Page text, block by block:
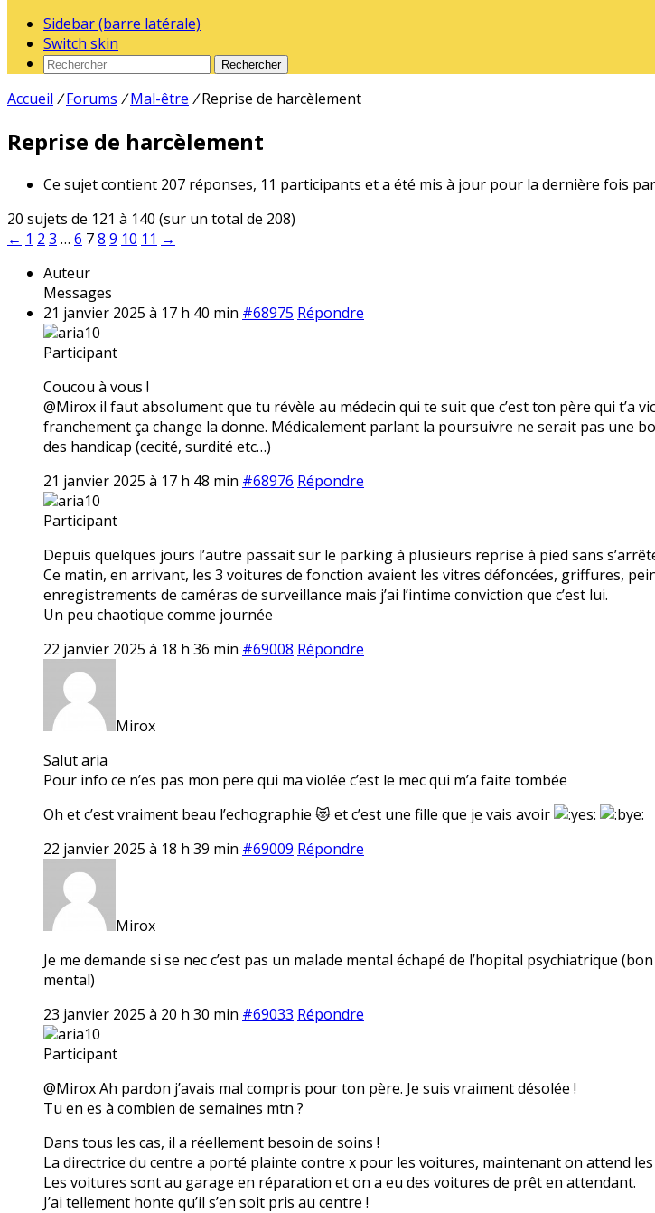
Sidebar (barre latérale)
Switch skin
Rechercher
Accueil / Forums / Mal-être / Reprise de harcèlement
Reprise de harcèlement
Ce sujet contient 207 réponses, 11 participants et a été mis à jour pour la dernière fois par
20 sujets de 121 à 140 (sur un total de 208)
← 1 2 3 … 6 78 9 10 11 →
Auteur
Messages
21 janvier 2025 à 17 h 40 min #68975 Répondre
aria10
Participant
Coucou à vous !
@Mirox il faut absolument que tu révèle au médecin qui te suit que c’est ton père qui t’a
franchement ça change la donne. Médicalement parlant la poursuivre ne serait pas une
des handicap (cecité, surdité etc…)
21 janvier 2025 à 17 h 48 min #68976 Répondre
aria10
Participant
Depuis quelques jours l’autre passait sur le parking à plusieurs reprise à pied sans
Ce matin, en arrivant, les 3 voitures de fonction avaient les vitres défoncées, griffures,
enregistrements de caméras de surveillance mais j’ai l’intime conviction que c’est lui.
Un peu chaotique comme journée
22 janvier 2025 à 18 h 36 min #69008 Répondre
Mirox
Salut aria
Pour info ce n’es pas mon pere qui ma violée c’est le mec qui m’a faite tombée
Oh et c’est vraiment beau l’echographie 😻 et c’est une fille que je vais avoir
22 janvier 2025 à 18 h 39 min #69009 Répondre
Mirox
Je me demande si se nec c’est pas un malade mental échapé de l’hopital psychiatrique
mental)
23 janvier 2025 à 20 h 30 min #69033 Répondre
aria10
Participant
@Mirox Ah pardon j’avais mal compris pour ton père. Je suis vraiment désolée !
Tu en es à combien de semaines mtn ?
Dans tous les cas, il a réellement besoin de soins !
La directrice du centre a porté plainte contre x pour les voitures, maintenant on attend
Les voitures sont au garage en réparation et on a eu des voitures de prêt en attendant.
J’ai tellement honte qu’il s’en soit pris au centre !